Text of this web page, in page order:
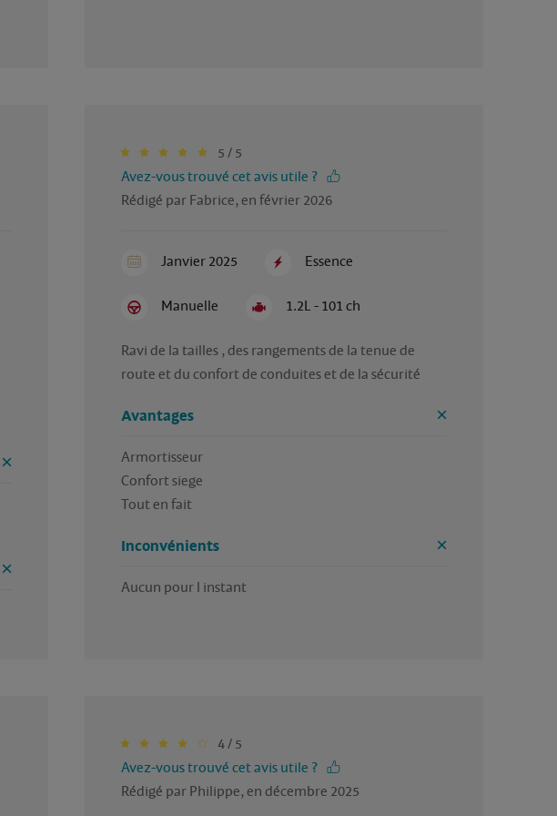
5 / 5
Avez-vous trouvé cet avis utile ?
Rédigé par Fabrice, en février 2026
Janvier 2025 Essence
Manuelle 1.2L - 101 ch
Ravi de la tailles , des rangements de la tenue de
route et du confort de conduites et de la sécurité
Avantages
Armortisseur
Confort siege
Tout en fait
Inconvénients
Aucun pour l instant
4 / 5
Avez-vous trouvé cet avis utile ?
Rédigé par Philippe, en décembre 2025